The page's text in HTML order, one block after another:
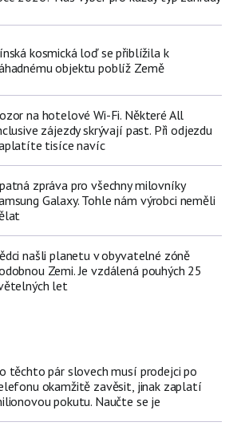
kosmická loď se přiblížila k
objektu poblíž Země
na hotelové Wi-Fi. Některé All
zájezdy skrývají past. Při odjezdu
tisíce navíc
zpráva pro všechny milovníky
Galaxy. Tohle nám výrobci neměli
našli planetu v obyvatelné zóně
Zemi. Je vzdálená pouhých 25
let
těchto pár slovech musí prodejci po
okamžitě zavěsit, jinak zaplatí
pokutu. Naučte se je